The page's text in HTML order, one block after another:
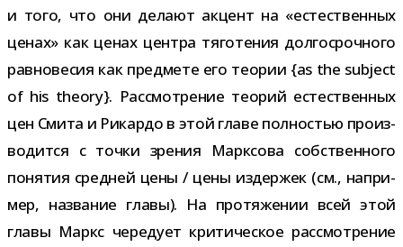
и того, что они делают акцент на «есте­ствен­ных
ценах» как ценах цен­тра тяго­те­ния дол­го­сроч­ного
рав­но­ве­сия как пред­мете его тео­рии {as the subject
of his theory}. Рассмотрение тео­рий есте­ствен­ных
цен Смита и Рикардо в этой главе пол­но­стью про­из­
во­дится с точки зре­ния Марксова соб­ствен­ного
поня­тия сред­ней цены / цены издер­жек (см., напри­
мер, назва­ние главы). На про­тя­же­нии всей этой
главы Маркс чере­дует кри­ти­че­ское рас­смот­ре­ние